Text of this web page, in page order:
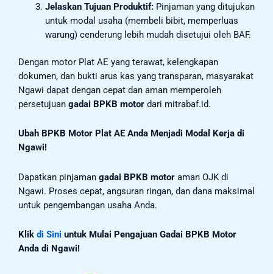
Jelaskan Tujuan Produktif:Pinjaman yang ditujukan
untuk modal usaha (membeli bibit, memperluas
warung) cenderung lebih mudah disetujui oleh BAF.
Dengan motor Plat AE yang terawat, kelengkapan
dokumen, dan bukti arus kas yang transparan, masyarakat
Ngawi dapat dengan cepat dan aman memperoleh
persetujuan gadai BPKB motor dari mitrabaf.id.
Ubah BPKB Motor Plat AE Anda Menjadi Modal Kerja di
Ngawi!
Dapatkan pinjaman gadai BPKB motor aman OJK di
Ngawi. Proses cepat, angsuran ringan, dan dana maksimal
untuk pengembangan usaha Anda.
Klik di Sini untuk Mulai Pengajuan Gadai BPKB Motor
Anda di Ngawi!